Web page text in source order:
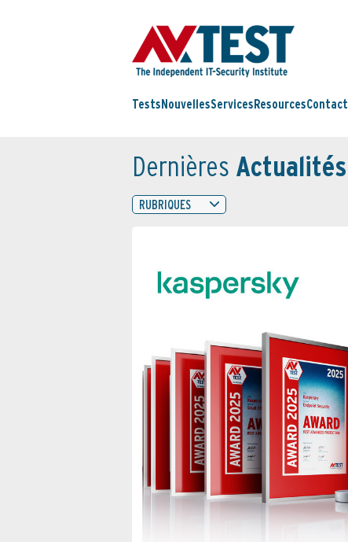
Tests NouvellesServices ResourcesContact
Dernières Actualités
RUBRIQUES